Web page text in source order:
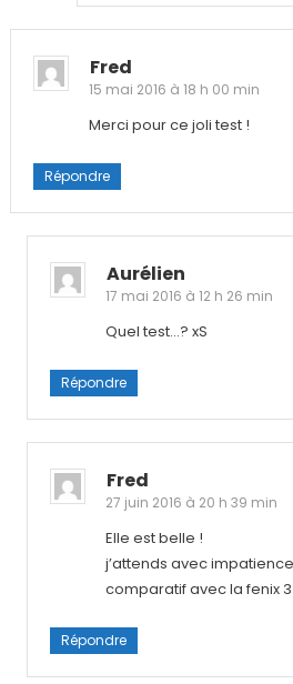
Fred
15 mai 2016 à 18 h 00 min
Merci pour ce joli test !
Répondre
Aurélien
17 mai 2016 à 12 h 26 min
Quel test…? xS
Répondre
Fred
27 juin 2016 à 20 h 39 min
Elle est belle !
j’attends avec
comparatif avec la fenix
Répondre